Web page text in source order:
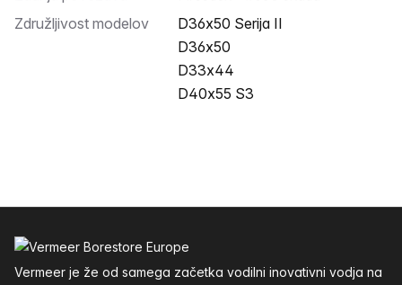
Združljivost modelov
D36x50 Serija II
D36x50
D33x44
D40x55 S3
Vermeer je že od samega začetka vodilni inovativni vodja na